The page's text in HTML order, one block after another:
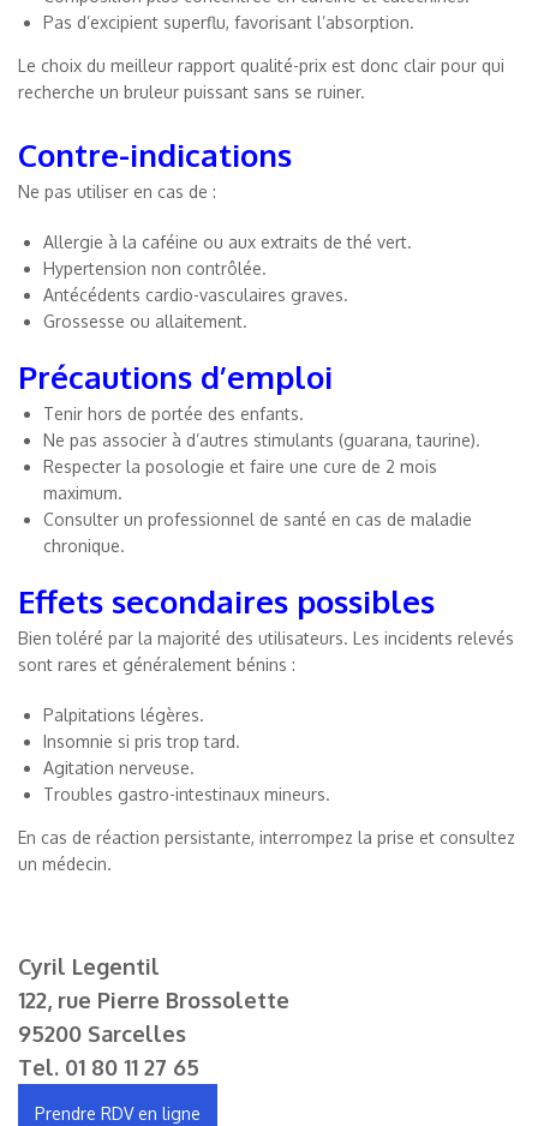
Pas d’excipient superflu, favorisant l’absorption.
Le choix du meilleur rapport qualité-prix est donc clair pour qui
recherche un bruleur puissant sans se ruiner.
Contre-indications
Ne pas utiliser en cas de :
Allergie à la caféine ou aux extraits de thé vert.
Hypertension non contrôlée.
Antécédents cardio-vasculaires graves.
Grossesse ou allaitement.
Précautions d’emploi
Tenir hors de portée des enfants.
Ne pas associer à d’autres stimulants (guarana, taurine).
Respecter la posologie et faire une cure de 2 mois
maximum.
Consulter un professionnel de santé en cas de maladie
chronique.
Effets secondaires possibles
Bien toléré par la majorité des utilisateurs. Les incidents relevés
sont rares et généralement bénins :
Palpitations légères.
Insomnie si pris trop tard.
Agitation nerveuse.
Troubles gastro-intestinaux mineurs.
En cas de réaction persistante, interrompez la prise et consultez
un médecin.
Cyril Legentil
122, rue Pierre Brossolette
95200 Sarcelles
Tel. 01 80 11 27 65
Prendre RDV en ligne